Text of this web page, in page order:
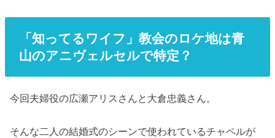
「知ってるワイフ」教会のロケ地は青
山のアニヴェルセルで特定？
今回夫婦役の広瀬アリスさんと大倉忠義さん。
そんな二人の結婚式のシーンで使われているチャペルが